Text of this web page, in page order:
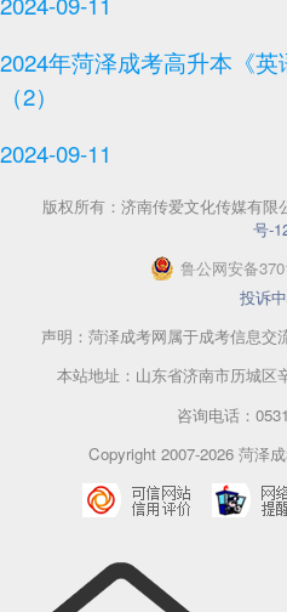
2024年菏泽成考高升本《
（2）
2024-09-11
版权所有： 济南传爱文化传媒有限
号-
鲁公网安备
投诉
声明：菏泽成考网属于成考信息交
本站地址：山东省济南市历城区
咨询电话：
Copyright 2007-2026 菏泽